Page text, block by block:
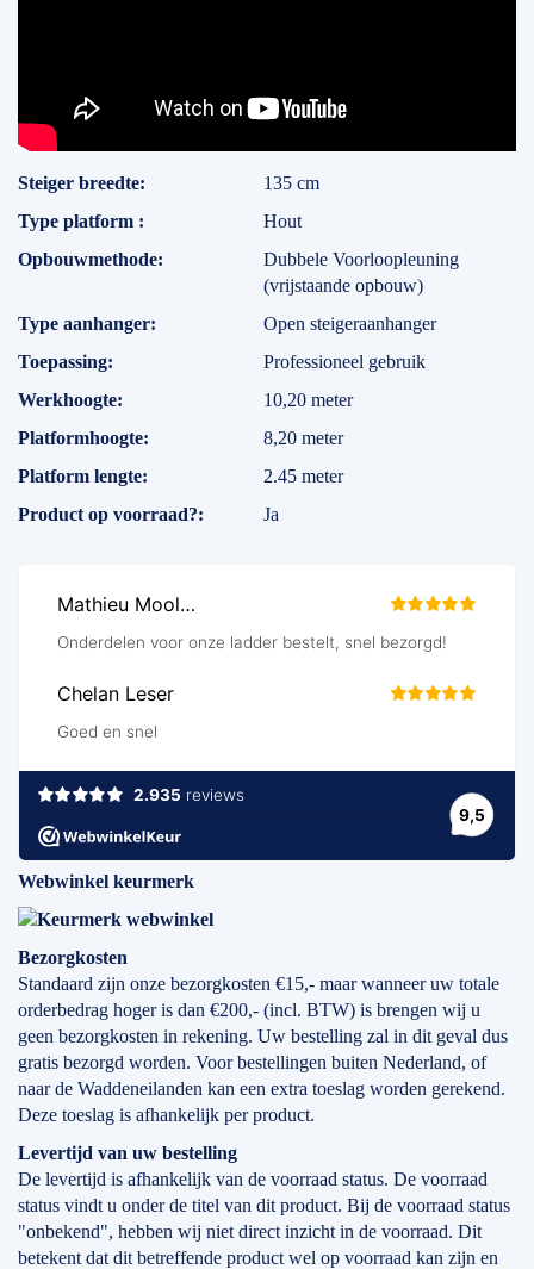
Specificaties
Steiger breedte
135 cm
Type platform
Hout
Opbouwmethode
Dubbele Voorloopleuning
(vrijstaande opbouw)
Type aanhanger
Open steigeraanhanger
Toepassing
Professioneel gebruik
Werkhoogte
10,20 meter
Platformhoogte
8,20 meter
Platform lengte
2.45 meter
Product op voorraad?
Ja
Webwinkel keurmerk
Bezorgkosten
Standaard zijn onze bezorgkosten €15,- maar wanneer uw totale
orderbedrag hoger is dan €200,- (incl. BTW) is brengen wij u
geen bezorgkosten in rekening. Uw bestelling zal in dit geval dus
gratis bezorgd worden. Voor bestellingen buiten Nederland, of
naar de Waddeneilanden kan een extra toeslag worden gerekend.
Deze toeslag is afhankelijk per product.
Levertijd van uw bestelling
De levertijd is afhankelijk van de voorraad status. De voorraad
status vindt u onder de titel van dit product. Bij de voorraad status
"onbekend", hebben wij niet direct inzicht in de voorraad. Dit
betekent dat dit betreffende product wel op voorraad kan zijn en